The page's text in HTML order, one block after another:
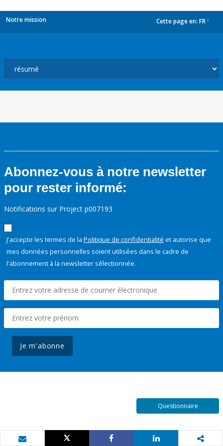
Notre mission Cette page en: FR
Abonnez-vous à notre newsletter
pour rester informé:
Notifications sur Project p007193
J'accepte les termes de la Politique de confidentialité et autorise que
mes données personnelles soient utilisées dans le cadre de
l'abonnement à la newsletter sélectionnée.
Je m'abonne
Questionnaire